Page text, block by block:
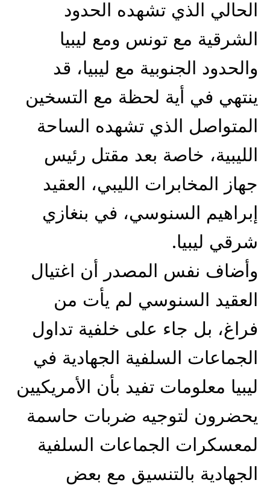
الحالي الذي تشهده الحدود
الشرقية مع تونس ومع ليبيا
والحدود الجنوبية مع ليبيا، قد
ينتهي في أية لحظة مع التسخين
المتواصل الذي تشهده الساحة
الليبية، خاصة بعد مقتل رئيس
جهاز المخابرات الليبي، العقيد
إبراهيم السنوسي، في بنغازي
شرقي ليبيا.
وأضاف نفس المصدر أن اغتيال
العقيد السنوسي لم يأت من
فراغ، بل جاء على خلفية تداول
الجماعات السلفية الجهادية في
ليبيا معلومات تفيد بأن الأمريكيين
يحضرون لتوجيه ضربات حاسمة
لمعسكرات الجماعات السلفية
الجهادية بالتنسيق مع بعض